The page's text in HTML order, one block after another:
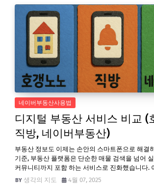
네이버부동산사용법
디지털 부동산 서비스 비교 (
직방, 네이버부동산)
부동산 정보도 이제는 손안의 스마트폰으로 해결
기준, 부동산 플랫폼은 단순한 매물 검색을 넘어
커뮤니티까지 포함 하는 서비스로 진화했습니다.
생각의 지도
4월 07, 2025